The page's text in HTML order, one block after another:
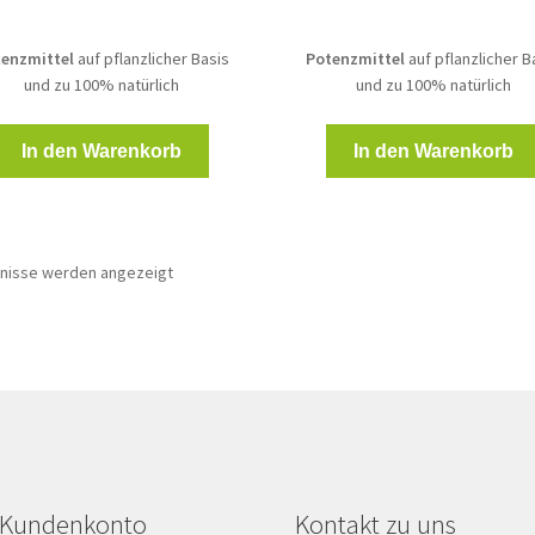
auf pflanzlicher Basis
und zu 100% natürlich
In den Warenkorb
Potenzmittel auf pflanzlicher
und zu 100% natürlich
In den Warenkorb
werden angezeigt
Kontakt zu uns